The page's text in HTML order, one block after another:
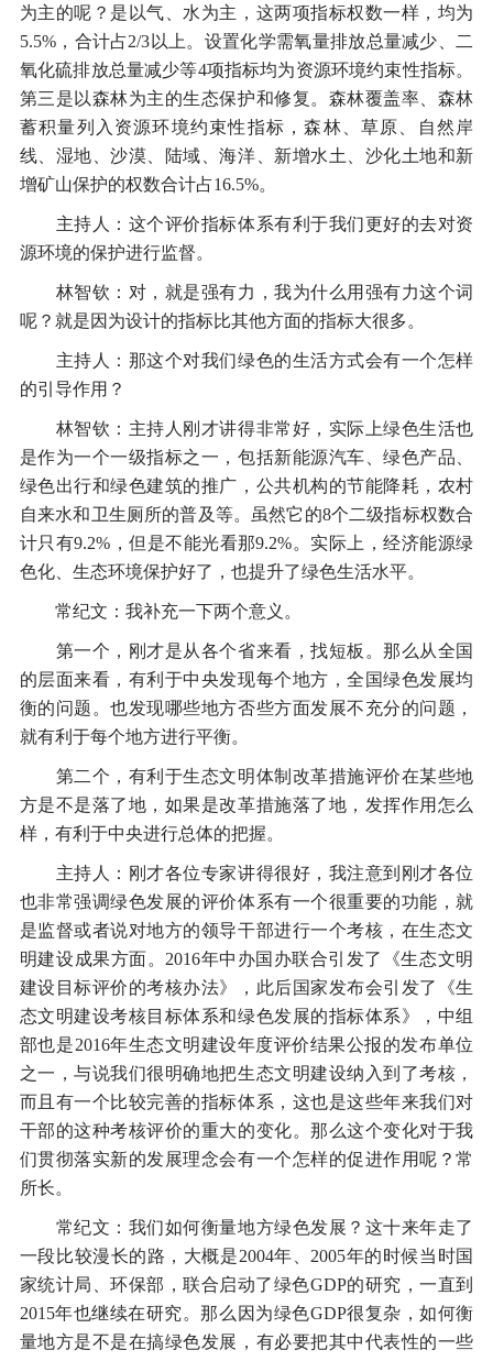
为主的呢？是以气、水为主，这两项指标权数一样，均为
5.5%，合计占2/3以上。设置化学需氧量排放总量减少、二
氧化硫排放总量减少等4项指标均为资源环境约束性指标。
第三是以森林为主的生态保护和修复。森林覆盖率、森林
蓄积量列入资源环境约束性指标，森林、草原、自然岸
线、湿地、沙漠、陆域、海洋、新增水土、沙化土地和新
增矿山保护的权数合计占16.5%。
主持人：这个评价指标体系有利于我们更好的去对资
源环境的保护进行监督。
林智钦：对，就是强有力，我为什么用强有力这个词
呢？就是因为设计的指标比其他方面的指标大很多。
主持人：那这个对我们绿色的生活方式会有一个怎样
的引导作用？
林智钦：主持人刚才讲得非常好，实际上绿色生活也
是作为一个一级指标之一，包括新能源汽车、绿色产品、
绿色出行和绿色建筑的推广，公共机构的节能降耗，农村
自来水和卫生厕所的普及等。虽然它的8个二级指标权数合
计只有9.2%，但是不能光看那9.2%。实际上，经济能源绿
色化、生态环境保护好了，也提升了绿色生活水平。
常纪文：我补充一下两个意义。
第一个，刚才是从各个省来看，找短板。那么从全国
的层面来看，有利于中央发现每个地方，全国绿色发展均
衡的问题。也发现哪些地方否些方面发展不充分的问题，
就有利于每个地方进行平衡。
第二个，有利于生态文明体制改革措施评价在某些地
方是不是落了地，如果是改革措施落了地，发挥作用怎么
样，有利于中央进行总体的把握。
主持人：刚才各位专家讲得很好，我注意到刚才各位
也非常强调绿色发展的评价体系有一个很重要的功能，就
是监督或者说对地方的领导干部进行一个考核，在生态文
明建设成果方面。2016年中办国办联合引发了《生态文明
建设目标评价的考核办法》，此后国家发布会引发了《生
态文明建设考核目标体系和绿色发展的指标体系》，中组
部也是2016年生态文明建设年度评价结果公报的发布单位
之一，与说我们很明确地把生态文明建设纳入到了考核，
而且有一个比较完善的指标体系，这也是这些年来我们对
干部的这种考核评价的重大的变化。那么这个变化对于我
们贯彻落实新的发展理念会有一个怎样的促进作用呢？常
所长。
常纪文：我们如何衡量地方绿色发展？这十来年走了
一段比较漫长的路，大概是2004年、2005年的时候当时国
家统计局、环保部，联合启动了绿色GDP的研究，一直到
2015年也继续在研究。那么因为绿色GDP很复杂，如何衡
量地方是不是在搞绿色发展，有必要把其中代表性的一些